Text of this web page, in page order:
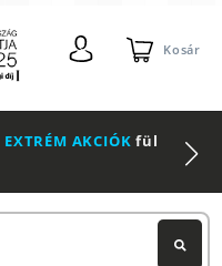
Kosár
EXTRÉM AKCIÓK fül